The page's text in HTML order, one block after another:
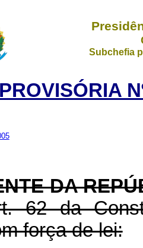
Subchefia
DA
62 da
força de lei: